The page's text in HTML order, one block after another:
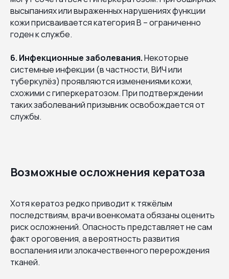
высыпаниях или выраженных нарушениях функции
кожи присваивается категория В – ограниченно
годен к службе.
6. Инфекционные заболевания.Некоторые
системные инфекции (в частности, ВИЧ или
туберкулёз) проявляются изменениями кожи,
схожими с гиперкератозом. При подтверждении
таких заболеваний призывник освобождается от
службы.
Возможные осложнения кератоза
Хотя кератоз редко приводит к тяжёлым
последствиям, врачи военкомата обязаны оценить
риск осложнений. Опасность представляет не сам
факт ороговения, а вероятность развития
воспаления или злокачественного перерождения
тканей.